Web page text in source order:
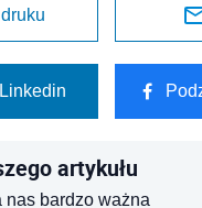
artykułu
nas bardzo ważna